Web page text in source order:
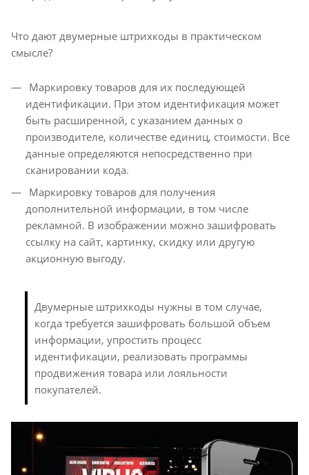
Что дают двумерные штрихкоды в практическом
смысле?
Маркировку товаров для их последующей
идентификации. При этом идентификация может
быть расширенной, с указанием данных о
производителе, количестве единиц, стоимости. Все
данные определяются непосредственно при
сканировании кода.
Маркировку товаров для получения
дополнительной информации, в том числе
рекламной. В изображении можно зашифровать
ссылку на сайт, картинку, скидку или другую
акционную выгоду.
Двумерные штрихкоды нужны в том случае,
когда требуется зашифровать большой объем
информации, упростить процесс
идентификации, реализовать программы
продвижения товара или лояльности
покупателей.